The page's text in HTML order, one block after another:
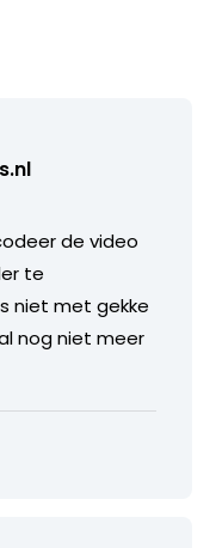
de video
te
niet met gekke
nog niet meer